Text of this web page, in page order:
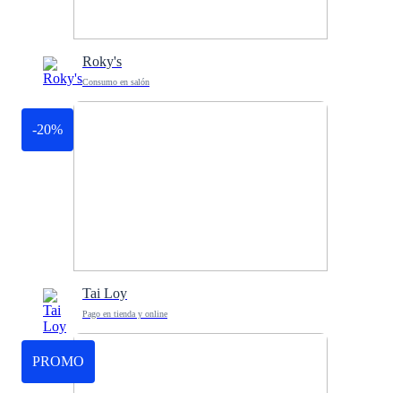
Roky's
Consumo en salón
-20%
Tai Loy
Pago en tienda y online
PROMO